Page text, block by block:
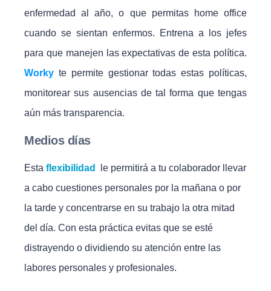
enfermedad al año, o que permitas home office
cuando se sientan enfermos. Entrena a los jefes
para que manejen las expectativas de esta política.
Worky te permite gestionar todas estas políticas,
monitorear sus ausencias de tal forma que tengas
aún más transparencia.
Medios días
Esta flexibilidad
le permitirá a tu colaborador llevar
a cabo cuestiones personales por la mañana o por
la tarde y concentrarse en su trabajo la otra mitad
del día. Con esta práctica evitas que se esté
distrayendo o dividiendo su atención entre las
labores personales y profesionales.